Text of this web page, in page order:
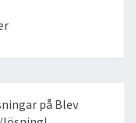
på Blev